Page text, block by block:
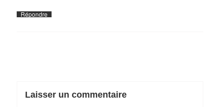
Répondre
Laisser un commentaire